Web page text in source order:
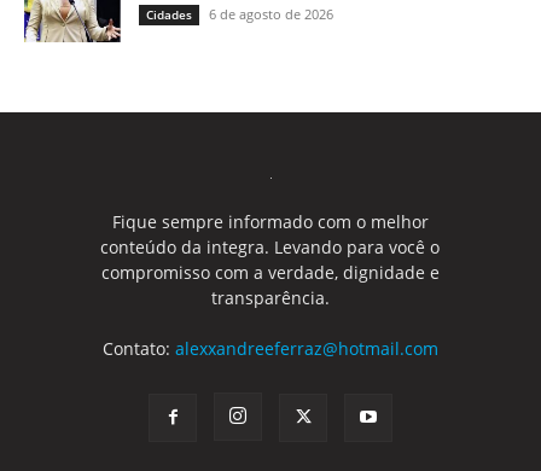
Cidades 6 de agosto de 2026
Fique sempre informado com o melhor
conteúdo da integra. Levando para você o
compromisso com a verdade, dignidade e
transparência.
Contato: alexxandreeferraz@hotmail.com